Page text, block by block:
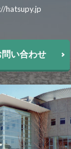
hatsupy.jp
問い合わせ